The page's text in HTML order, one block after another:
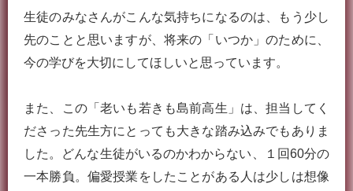
生徒のみなさんがこんな気持ちになるのは、もう少し
先のことと思いますが、将来の「いつか」のために、
今の学びを大切にしてほしいと思っています。
また、この「老いも若きも島前高生」は、担当してく
ださった先生方にとっても大きな踏み込みでもありま
した。どんな生徒がいるのかわからない、１回60分の
一本勝負。偏愛授業をしたことがある人は少しは想像